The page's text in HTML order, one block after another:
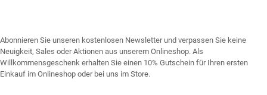
Abonnieren Sie unseren kostenlosen Newsletter und verpassen Sie keine
Neuigkeit, Sales oder Aktionen aus unserem Onlineshop. Als
Willkommensgeschenk erhalten Sie einen 10% Gutschein für Ihren ersten
Einkauf im Onlineshop oder bei uns im Store.